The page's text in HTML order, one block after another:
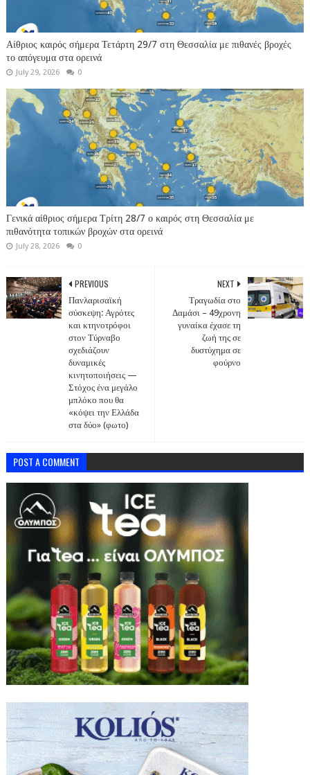
Αίθριος καιρός σήμερα Τετάρτη 29/7 στη Θεσσαλία με πιθανές βροχές
το απόγευμα στα ορεινά
July 29, 2026 0
Γενικά αίθριος σήμερα Τρίτη 28/7 ο καιρός στη Θεσσαλία με
πιθανότητα τοπικών βροχών στα ορεινά
July 28, 2026 0
NEXT
Τραγωδία στο
Δαμάσι – 49χρονη
γυναίκα έχασε τη
ζωή της σε
δυστύχημα σε
φούρνο
PREVIOUS
Πανλαρισαϊκή
σύσκεψη: Αγρότες
και κτηνοτρόφοι
στον Τύρναβο
σχεδιάζουν
δυναμικές
κινητοποιήσεις —
Στόχος ένα μεγάλο
μπλόκο που θα
«κόψει την Ελλάδα
στα δύο» (φωτο)
POST A COMMENT